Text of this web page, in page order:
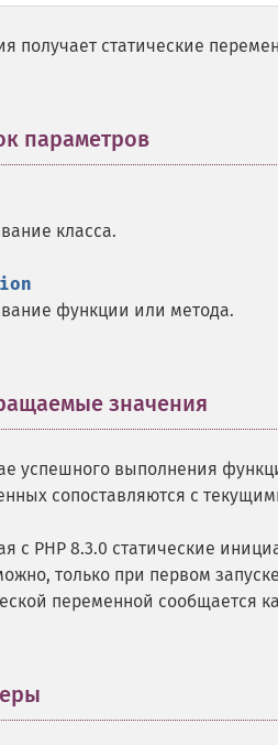
получает статические
параметров
класса.
функции или метода.
значения
успешного выполнения
сопоставляются с
с PHP 8.3.0 статические
только при первом
переменной сообщается